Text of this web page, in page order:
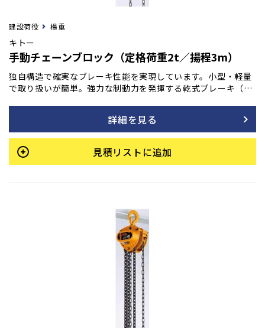
建設荷役 楊重
キトー
手動チェーンブロック（定格荷重2t／揚程3m）
独自構造で確実なブレーキ性能を実現しています。小型・軽量
で取り扱いが簡単。強力な制動力を発揮する乾式ブレーキ（ノ
でも優れた耐久性を持ち、巻き下げ時の手動操作も常に軽く、
スムーズな動きを維持します。
詳細を見る
見積リストに追加